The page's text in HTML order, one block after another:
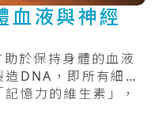
血液與神經
於保持身體的血液
DNA，即所有細
憶力的維生素」，